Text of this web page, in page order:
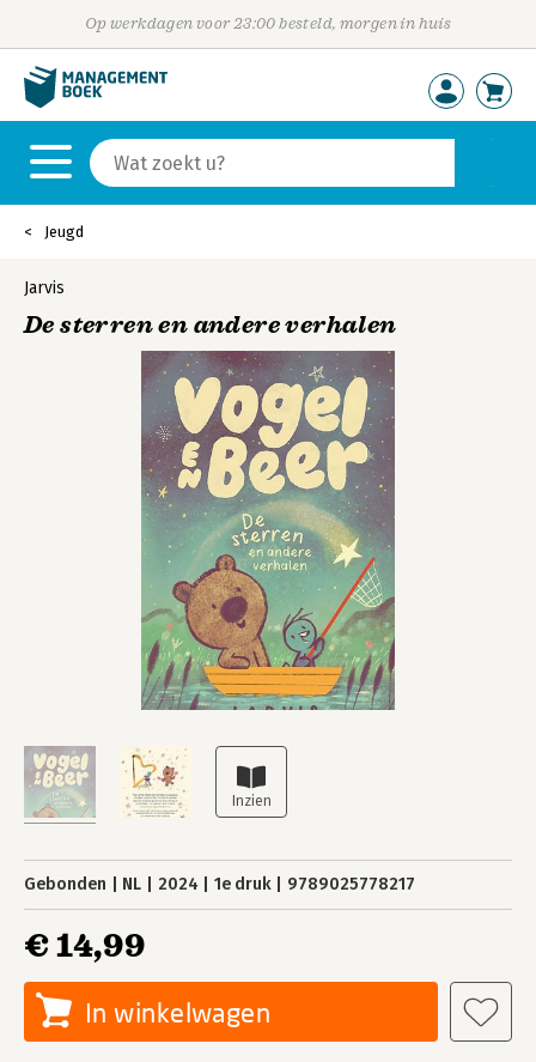
Op werkdagen voor 23:00 besteld, morgen in huis
Jeugd
Jarvis
De sterren en andere verhalen
Gebonden NL 2024 1e druk 9789025778217
€ 14,99
In winkelwagen